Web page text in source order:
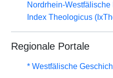
Nordrhein-
Index Theologicus
Regionale Portale
* Westfälische